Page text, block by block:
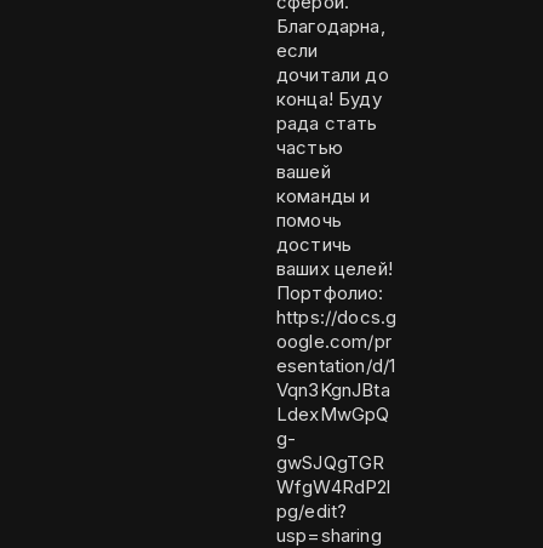
Благодарна,
если
дочитали до
конца! Буду
рада стать
частью
вашей
команды и
помочь
достичь
ваших целей!
Портфолио:
https://docs.g
oogle.com/pr
esentation/d/1
Vqn3KgnJBta
LdexMwGpQ
g-
gwSJQgTGR
WfgW4RdP2l
pg/edit?
usp=sharing